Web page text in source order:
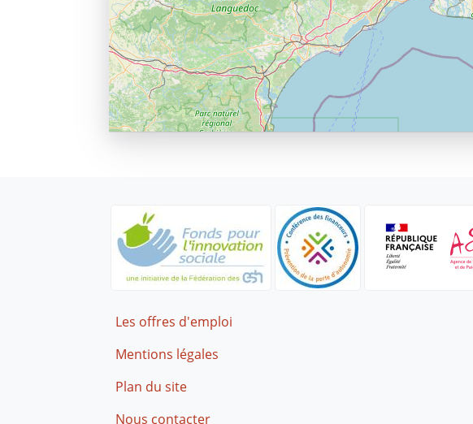
Footer
Les offres d'emploi
Mentions légales
Plan du site
Nous contacter